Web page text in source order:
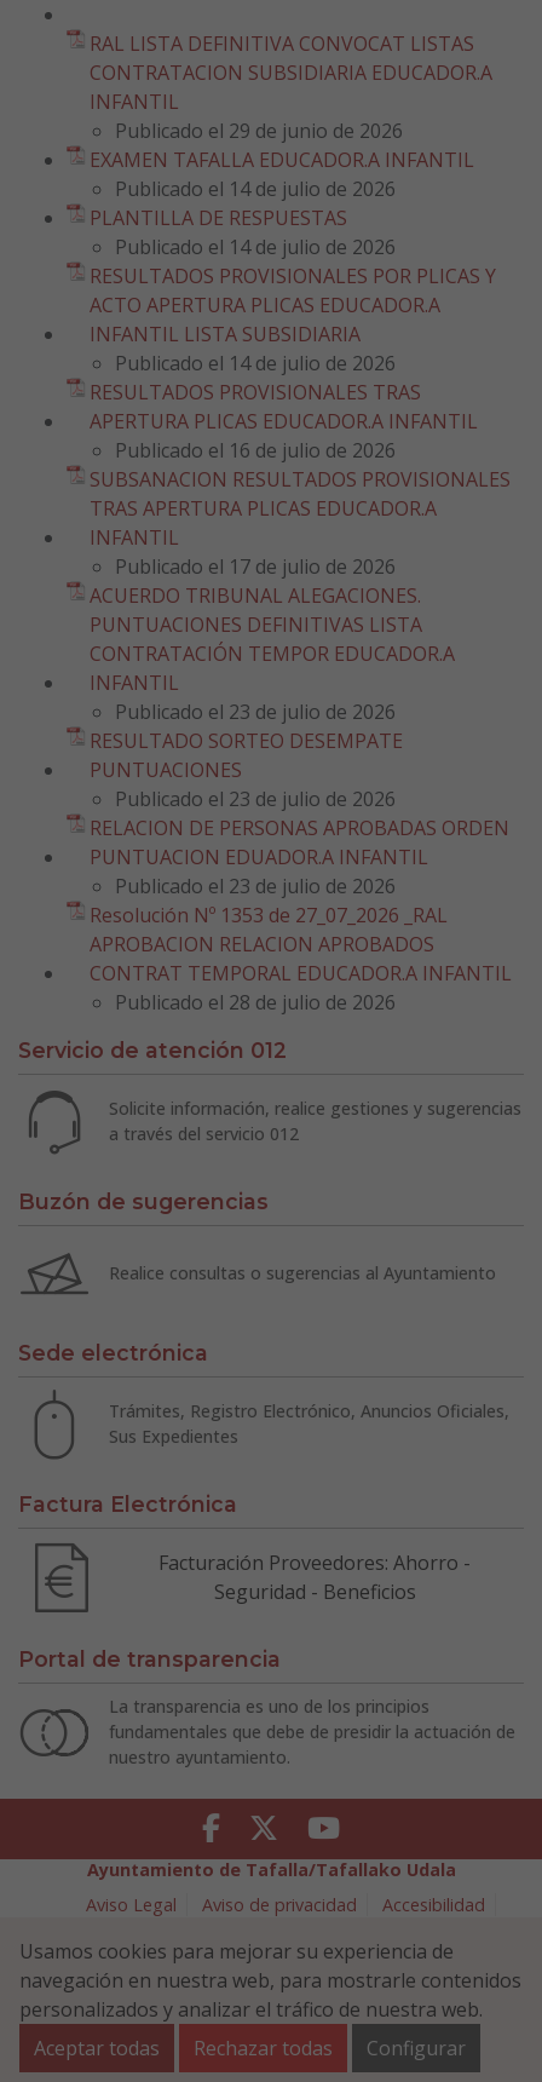
RAL LISTA DEFINITIVA CONVOCAT LISTAS
CONTRATACION SUBSIDIARIA EDUCADOR.A
INFANTIL
Publicado el 29 de junio de 2026
EXAMEN TAFALLA EDUCADOR.A INFANTIL
Publicado el 14 de julio de 2026
PLANTILLA DE RESPUESTAS
Publicado el 14 de julio de 2026
RESULTADOS PROVISIONALES POR PLICAS Y
ACTO APERTURA PLICAS EDUCADOR.A
INFANTIL LISTA SUBSIDIARIA
Publicado el 14 de julio de 2026
RESULTADOS PROVISIONALES TRAS
APERTURA PLICAS EDUCADOR.A INFANTIL
Publicado el 16 de julio de 2026
SUBSANACION RESULTADOS PROVISIONALES
TRAS APERTURA PLICAS EDUCADOR.A
INFANTIL
Publicado el 17 de julio de 2026
ACUERDO TRIBUNAL ALEGACIONES.
PUNTUACIONES DEFINITIVAS LISTA
CONTRATACIÓN TEMPOR EDUCADOR.A
INFANTIL
Publicado el 23 de julio de 2026
RESULTADO SORTEO DESEMPATE
PUNTUACIONES
Publicado el 23 de julio de 2026
RELACION DE PERSONAS APROBADAS ORDEN
PUNTUACION EDUADOR.A INFANTIL
Publicado el 23 de julio de 2026
Resolución Nº 1353 de 27_07_2026 _RAL
APROBACION RELACION APROBADOS
CONTRAT TEMPORAL EDUCADOR.A INFANTIL
Publicado el 28 de julio de 2026
Servicio de atención 012
Solicite información, realice gestiones y sugerencias
a través del servicio 012
Buzón de sugerencias
Realice consultas o sugerencias al Ayuntamiento
Sede electrónica
Trámites, Registro Electrónico, Anuncios Oficiales,
Sus Expedientes
Factura Electrónica
Facturación Proveedores: Ahorro -
Seguridad - Beneficios
Portal de transparencia
La transparencia es uno de los principios
fundamentales que debe de presidir la actuación de
nuestro ayuntamiento.
Facebook Twitter Youtube
Ayuntamiento de Tafalla/Tafallako Udala
Aviso Legal
Aviso de privacidad
Accesibilidad
Política de Seguridad de la Información
Plaza Navarra 5 - 31300 Tafalla (NAVARRA)
948 70 18 11
ayuntamiento@tafalla.es
Usamos cookies para mejorar su experiencia de
navegación en nuestra web, para mostrarle contenidos
personalizados y analizar el tráfico de nuestra web.
Aceptar todas
Rechazar todas Configurar